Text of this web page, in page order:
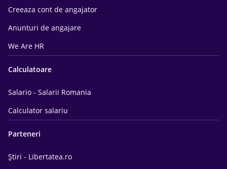
Creeaza cont de angajator
Anunturi de angajare
We Are HR
Calculatoare
Salario - Salarii Romania
Calculator salariu
Parteneri
Știri - Libertatea.ro